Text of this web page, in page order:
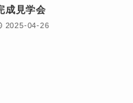
成見学会
2025-04-26